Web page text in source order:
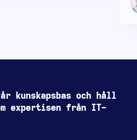
kunskapsbas och håll
expertisen från IT-